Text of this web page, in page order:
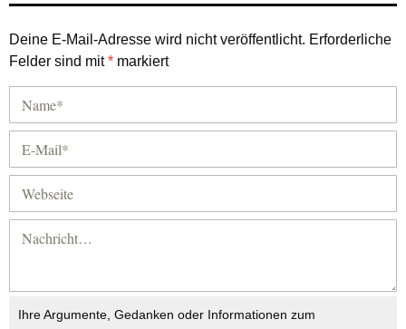
Deine E-Mail-Adresse wird nicht veröffentlicht. Erforderliche
Felder sind mit* markiert
Ihre Argumente, Gedanken oder Informationen zum